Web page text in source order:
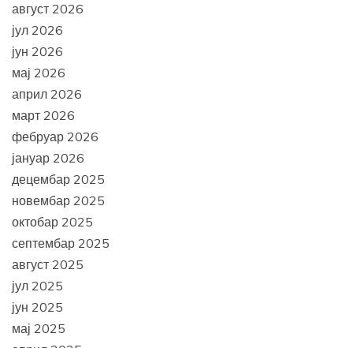
август 2026
јул 2026
јун 2026
мај 2026
април 2026
март 2026
фебруар 2026
јануар 2026
децембар 2025
новембар 2025
октобар 2025
септембар 2025
август 2025
јул 2025
јун 2025
мај 2025